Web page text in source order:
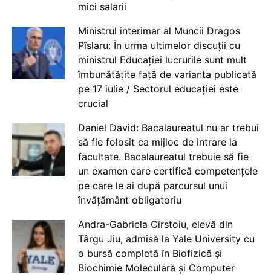
mici salarii
Ministrul interimar al Muncii Dragos
Pîslaru: În urma ultimelor discuții cu
ministrul Educației lucrurile sunt mult
îmbunătățite față de varianta publicată
pe 17 iulie / Sectorul educației este
crucial
Daniel David: Bacalaureatul nu ar trebui
să fie folosit ca mijloc de intrare la
facultate. Bacalaureatul trebuie să fie
un examen care certifică competențele
pe care le ai după parcursul unui
învățământ obligatoriu
Andra-Gabriela Cîrstoiu, elevă din
Târgu Jiu, admisă la Yale University cu
o bursă completă în Biofizică și
Biochimie Moleculară și Computer